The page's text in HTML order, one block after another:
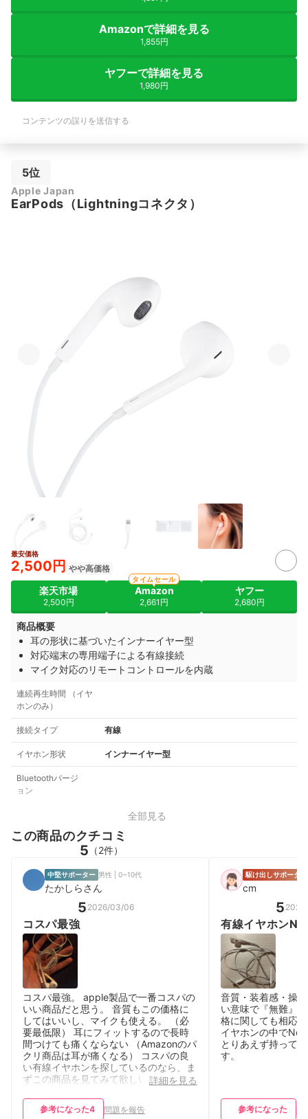
Amazonで詳細を見る
1,855円
ヤフーで詳細を見る
1,980円
コンテンツの誤りを送信する
5位
Apple Japan
EarPods（Lightningコネクタ）
最安価格
2,500円 やや高価格
楽天市場
2,500円
Amazon
2,661円
タイムセール
ヤフー
2,680円
商品概要
耳の形状に基づいたインナーイヤー型
対応端末の専用端子による有線接続
マイク対応のリモートコントロールを内蔵
連続再生時間 （イヤ
ホンのみ）
接続タイプ 有線
イヤホン形状 インナーイヤー型
Bluetoothバージ
ョン
全部見る
この商品のクチコミ
5 （2件）
中堅サポーター 男性 | 0~10代
たかしらさん
5 2026/03/06
コスパ最強
コスパ最強。 apple製品で一番コスパの
いい商品だと思う。 音質もこの価格に
してはいいし、マイクも使える。 （必
要最低限） 耳にフィットするので長時
間つけても痛くならない （Amazonのパ
クリ商品は耳が痛くなる） コスパの良
い有線イヤホンを探しているのなら、ま
ずこの商品を見てみて欲しい。 type c
商品があるので買い間違えには注意。
詳細を見る
参考になった4 問題を報告
駆け出しサポーター
cm
5
有線イヤホン
音質・装着感・操
い意味で『無難』
格に関しても相応
イヤホンの中で
とりあえず持って
す。
参考になった